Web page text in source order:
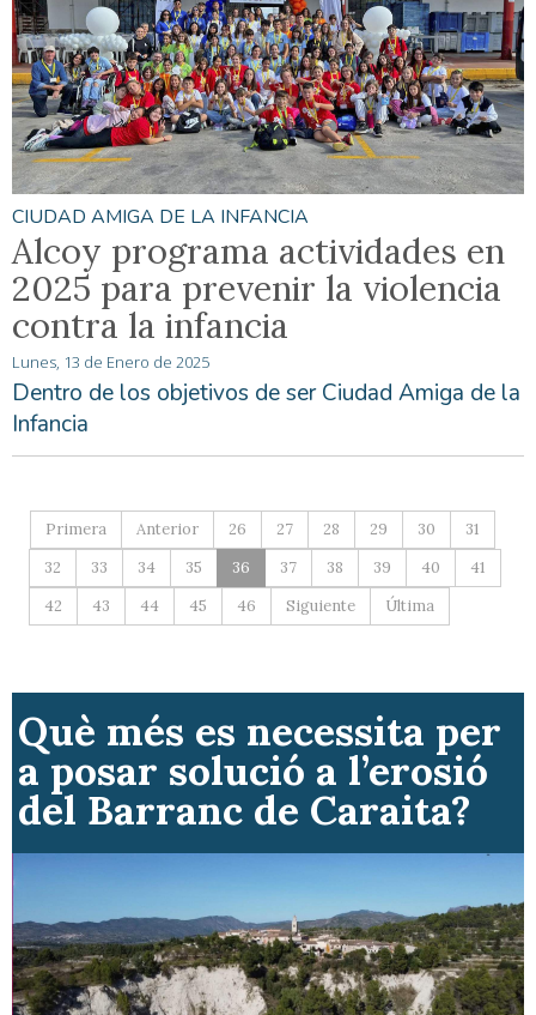
CIUDAD AMIGA DE LA INFANCIA
Alcoy programa actividades en
2025 para prevenir la violencia
contra la infancia
Lunes, 13 de Enero de 2025
Dentro de los objetivos de ser Ciudad Amiga de la
Infancia
Primera Anterior 26 27 28 29 30
31
32
33 34 35 36 37 38 39 40
41
42
43 44 45 46 Siguiente Última
Què més es necessita per
a posar solució a l’erosió
del Barranc de Caraita?